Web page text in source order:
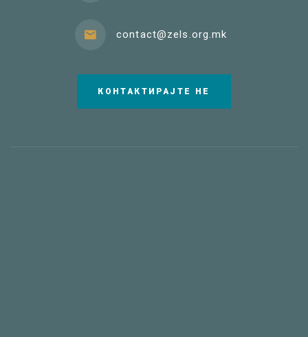
contact@zels.org.mk
КОНТАКТИРАЈТЕ НЕ